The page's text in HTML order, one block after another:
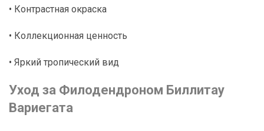
• Контрастная окраска
• Коллекционная ценность
• Яркий тропический вид
Уход за Филодендроном Биллитау
Вариегата